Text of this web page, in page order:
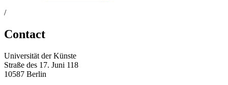
/
Contact
Universität der Künste
Straße des 17. Juni 118
10587 Berlin